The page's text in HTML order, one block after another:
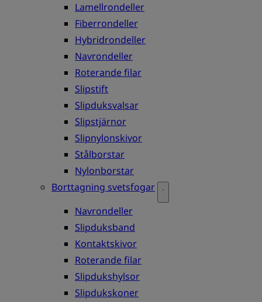
Lamellrondeller
Fiberrondeller
Hybridrondeller
Navrondeller
Roterande filar
Slipstift
Slipduksvalsar
Slipstjärnor
Slipnylonskivor
Stålborstar
Nylonborstar
Borttagning svetsfogar
Navrondeller
Slipduksband
Kontaktskivor
Roterande filar
Slipdukshylsor
Slipdukskoner